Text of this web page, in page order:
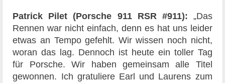
Patrick Pilet (Porsche 911 RSR #911): „Das
Rennen war nicht einfach, denn es hat uns leider
etwas an Tempo gefehlt. Wir wissen noch nicht,
woran das lag. Dennoch ist heute ein toller Tag
für Porsche. Wir haben gemeinsam alle Titel
gewonnen. Ich gratuliere Earl und Laurens zum